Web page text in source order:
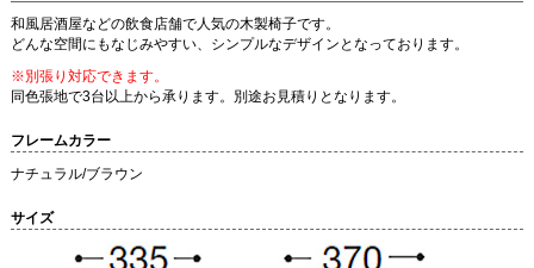
和風居酒屋などの飲食店舗で人気の木製椅子です。
どんな空間にもなじみやすい、シンプルなデザインとなっております。
※別張り対応できます。
同色張地で3台以上から承ります。別途お見積りとなります。
フレームカラー
ナチュラル/ブラウン
サイズ